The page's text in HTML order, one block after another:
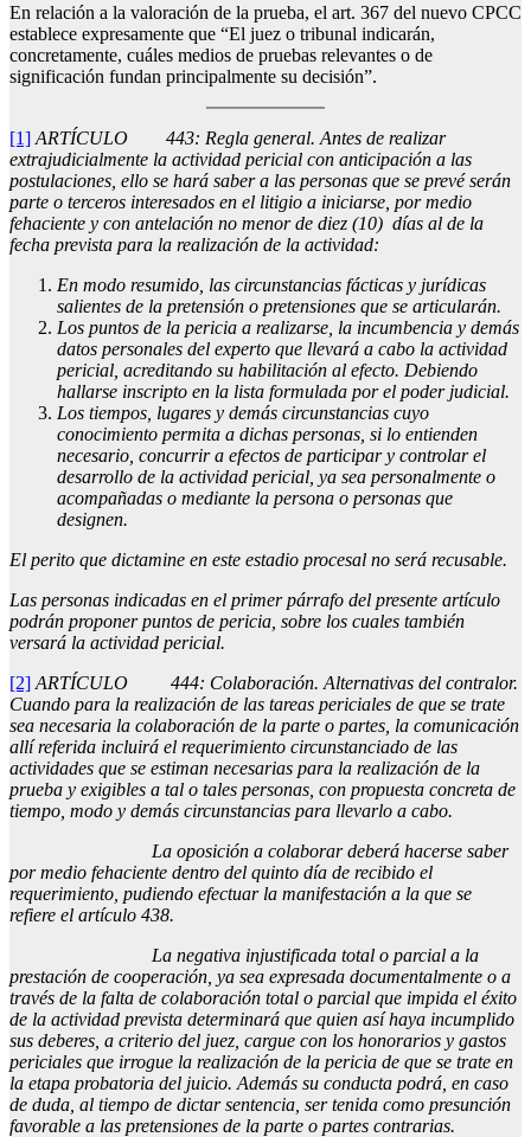
En relación a la valoración de la prueba, el art. 367 del nuevo CPCC
establece expresamente que “El juez o tribunal indicarán,
concretamente, cuáles medios de pruebas relevantes o de
significación fundan principalmente su decisión”.
[1] ARTÍCULO 443: Regla general. Antes de realizar
extrajudicialmente la actividad pericial con anticipación a las
postulaciones, ello se hará saber a las personas que se prevé serán
parte o terceros interesados en el litigio a iniciarse, por medio
fehaciente y con antelación no menor de diez (10) días al de la
fecha prevista para la realización de la actividad:
En modo resumido, las circunstancias fácticas y jurídicas
salientes de la pretensión o pretensiones que se articularán.
Los puntos de la pericia a realizarse, la incumbencia y demás
datos personales del experto que llevará a cabo la actividad
pericial, acreditando su habilitación al efecto. Debiendo
hallarse inscripto en la lista formulada por el poder judicial.
Los tiempos, lugares y demás circunstancias cuyo
conocimiento permita a dichas personas, si lo entienden
necesario, concurrir a efectos de participar y controlar el
desarrollo de la actividad pericial, ya sea personalmente o
acompañadas o mediante la persona o personas que
designen.
El perito que dictamine en este estadio procesal no será recusable.
Las personas indicadas en el primer párrafo del presente artículo
podrán proponer puntos de pericia, sobre los cuales también
versará la actividad pericial.
[2] ARTÍCULO 444: Colaboración. Alternativas del contralor.
Cuando para la realización de las tareas periciales de que se trate
sea necesaria la colaboración de la parte o partes, la comunicación
allí referida incluirá el requerimiento circunstanciado de las
actividades que se estiman necesarias para la realización de la
prueba y exigibles a tal o tales personas, con propuesta concreta de
tiempo, modo y demás circunstancias para llevarlo a cabo.
La oposición a colaborar deberá hacerse saber
por medio fehaciente dentro del quinto día de recibido el
requerimiento, pudiendo efectuar la manifestación a la que se
refiere el artículo 438.
La negativa injustificada total o parcial a la
prestación de cooperación, ya sea expresada documentalmente o a
través de la falta de colaboración total o parcial que impida el éxito
de la actividad prevista determinará que quien así haya incumplido
sus deberes, a criterio del juez, cargue con los honorarios y gastos
periciales que irrogue la realización de la pericia de que se trate en
la etapa probatoria del juicio. Además su conducta podrá, en caso
de duda, al tiempo de dictar sentencia, ser tenida como presunción
favorable a las pretensiones de la parte o partes contrarias.